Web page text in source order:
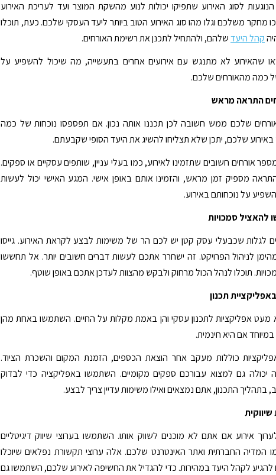
לסוג האירוע שתפיקו יכולות לנוע מהשקת המוצר ועד לעריכת האירוע
מחקר משלכם וגלו מהו סוג האירוע הטוב ביותר ליעד העסקי שלכם. כעת, תוכלו
קהל היעדשלהם, ולהתחיל לתכנן את רשימת האורחים.
שהאירוע לא מתנגש עם אירועים אחרים בתעשייה, מה שיכול להשפיע על
כמה מהאורחים שלכם.
התראה מראש
שלכם ממש חשובה לכן תכננו אותה נכון. אם תפספסו נוכחות של כמה
באירוע שלכם, יתכן שלא תצליחו להשיג את היעד הסופי שקבעתם.
אורחים חשובים שתזמינו לאירוע, כמו בעלי עניין, שותפים עסקיים או ספקים.
מספיק זמן מראש, והזמינו אותם באופן אישי. המגע האישי יכול לעשות
על נוכחותם באירוע.
להאציל סמכויות
לגלות שכבעלי עסק קטן יש לכם הר של משימות לבצע לקראת האירוע. גייסו
לניהול הפרויקט. זה ישחרר אתכם לעשות דברים חשובים יותר. אל תחששו
תוכלו לנהל הכול מרחוק ולבקש מהצוות לעדכן אתכם באופן שוטף.
תכנון
מעט אפליקציות לתכנון עסקי והן באמת מקלות על החיים. השתמשו באחת מהן
אם היא חינמית.
כוללות מעקב אחר הוצאת הכספים, הזמנת המקום והשכרת הציוד.
יכולה גם למצוא עבורכם ספקים מקומיים. השתמשו באפליקציה כדי לבדוק
בתהליך התכנון, אתם נמצאים ואילו משימות עדיין צריך לבצע.
שיווקית
אירוע אם אתם לא מוכנים לשווק אותו. השתמשו בערוצי שיווק דיגיטליים
המדיה החברתית ואתר האינטרנט שלכם. אלה ערוצי תקשורת נפלאים שיוכלו
להגיע לקהל היעד במהירות. כדי להגדיל את החשיפה לאירוע שלכם, השתמשו גם